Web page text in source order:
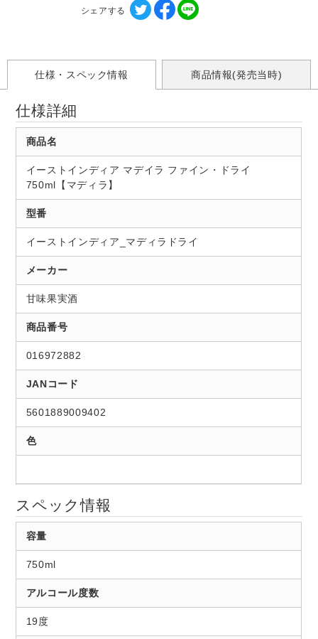
シェアする
仕様・スペック情報 商品情報(発売当時)
仕様詳細
商品名
イーストインディア マデイラ ファイン・ドライ
750ml【マディラ】
型番
イーストインディア_マディラドライ
メーカー
甘味果実酒
商品番号
016972882
JANコード
5601889009402
色
スペック情報
容量
750ml
アルコール度数
19度